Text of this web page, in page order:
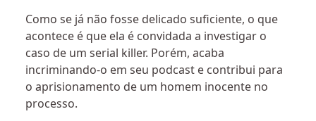
Como se já não fosse delicado suficiente, o que
acontece é que ela é convidada a investigar o
caso de um serial killer. Porém, acaba
incriminando-o em seu podcast e contribui para
o aprisionamento de um homem inocente no
processo.